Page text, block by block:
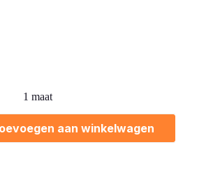
1 maat
aan winkelwagen